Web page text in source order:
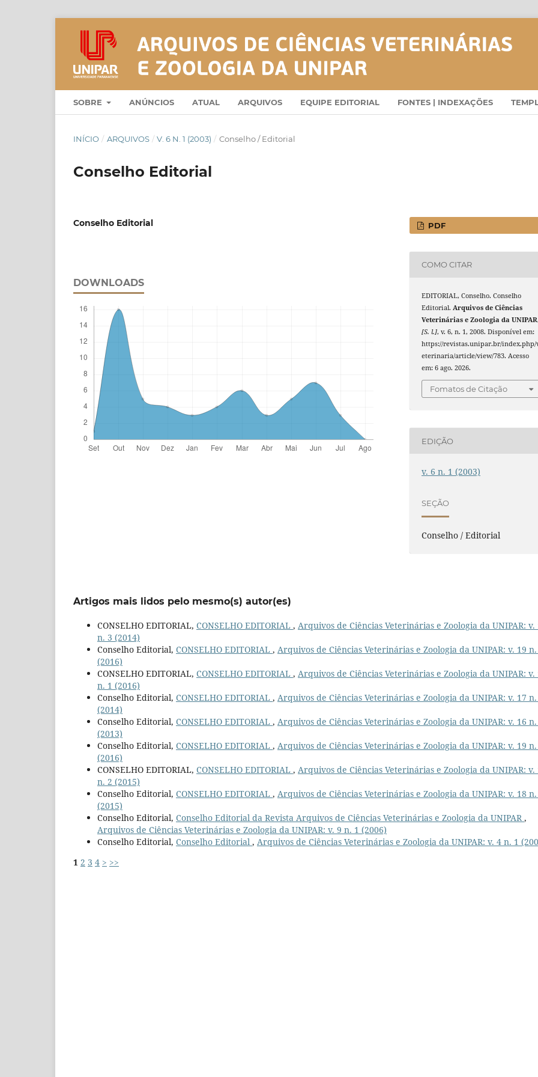
SOBRE ANÚNCIOS ATUAL ARQUIVOS EQUIPE EDITORIAL FONTES | INDEXAÇÕES
INÍCIO / ARQUIVOS / V. 6 N. 1 (2003) / Conselho / Editorial
Conselho Editorial
Conselho Editorial
DOWNLOADS
PDF
COMO CITAR
EDITORIAL, Conselho. Conselho
Editorial.Arquivos de Ciências
Veterinárias e Zoologia da UNIPAR,
[S. l.], v. 6, n. 1, 2008. Disponível em:
https://revistas.unipar.br/index.php/
eterinaria/article/view/783. Acesso
em: 6 ago. 2026.
Fomatos de Citação
EDIÇÃO
v. 6 n. 1 (2003)
SEÇÃO
Conselho / Editorial
Artigos mais lidos pelo mesmo(s) autor(es)
CONSELHO EDITORIAL, CONSELHO EDITORIAL , Arquivos de Ciências Veterinárias e Zoologia da UNIPAR: v.
n. 3 (2014)
Conselho Editorial, CONSELHO EDITORIAL , Arquivos de Ciências Veterinárias e Zoologia da UNIPAR: v. 19 n.
(2016)
CONSELHO EDITORIAL, CONSELHO EDITORIAL , Arquivos de Ciências Veterinárias e Zoologia da UNIPAR: v.
n. 1 (2016)
Conselho Editorial, CONSELHO EDITORIAL , Arquivos de Ciências Veterinárias e Zoologia da UNIPAR: v. 17 n.
(2014)
Conselho Editorial, CONSELHO EDITORIAL , Arquivos de Ciências Veterinárias e Zoologia da UNIPAR: v. 16 n.
(2013)
Conselho Editorial, CONSELHO EDITORIAL , Arquivos de Ciências Veterinárias e Zoologia da UNIPAR: v. 19 n.
(2016)
CONSELHO EDITORIAL, CONSELHO EDITORIAL , Arquivos de Ciências Veterinárias e Zoologia da UNIPAR: v.
n. 2 (2015)
Conselho Editorial, CONSELHO EDITORIAL , Arquivos de Ciências Veterinárias e Zoologia da UNIPAR: v. 18
(2015)
Conselho Editorial, Conselho Editorial da Revista Arquivos de Ciências Veterinárias e Zoologia da UNIPAR,
Arquivos de Ciências Veterinárias e Zoologia da UNIPAR: v. 9 n. 1 (2006)
Conselho Editorial, Conselho Editorial , Arquivos de Ciências Veterinárias e Zoologia da UNIPAR: v. 4 n. 1
1 2 3 4 > >>